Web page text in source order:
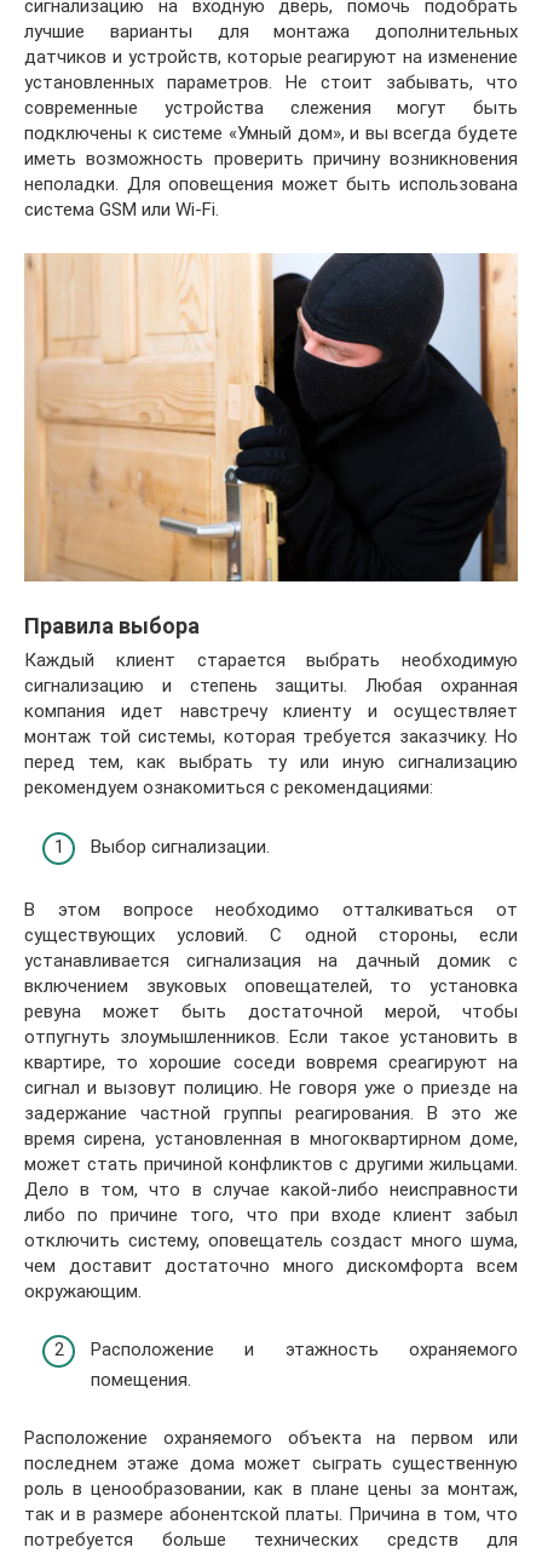
сигнализацию на входную дверь, помочь подобрать
лучшие варианты для монтажа дополнительных
датчиков и устройств, которые реагируют на изменение
установленных параметров. Не стоит забывать, что
современные устройства слежения могут быть
подключены к системе «Умный дом», и вы всегда будете
иметь возможность проверить причину возникновения
неполадки. Для оповещения может быть использована
система GSM или Wi-Fi.
Правила выбора
Каждый клиент старается выбрать необходимую
сигнализацию и степень защиты. Любая охранная
компания идет навстречу клиенту и осуществляет
монтаж той системы, которая требуется заказчику. Но
перед тем, как выбрать ту или иную сигнализацию
рекомендуем ознакомиться с рекомендациями:
Выбор сигнализации.
В этом вопросе необходимо отталкиваться от
существующих условий. С одной стороны, если
устанавливается сигнализация на дачный домик с
включением звуковых оповещателей, то установка
ревуна может быть достаточной мерой, чтобы
отпугнуть злоумышленников. Если такое установить в
квартире, то хорошие соседи вовремя среагируют на
сигнал и вызовут полицию. Не говоря уже о приезде на
задержание частной группы реагирования. В это же
время сирена, установленная в многоквартирном доме,
может стать причиной конфликтов с другими жильцами.
Дело в том, что в случае какой-либо неисправности
либо по причине того, что при входе клиент забыл
отключить систему, оповещатель создаст много шума,
чем доставит достаточно много дискомфорта всем
окружающим.
Расположение и этажность охраняемого
помещения.
Расположение охраняемого объекта на первом или
последнем этаже дома может сыграть существенную
роль в ценообразовании, как в плане цены за монтаж,
так и в размере абонентской платы. Причина в том, что
потребуется больше технических средств для